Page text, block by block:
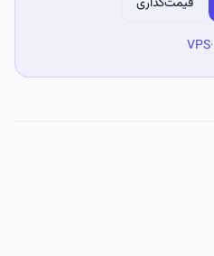
·
VPS